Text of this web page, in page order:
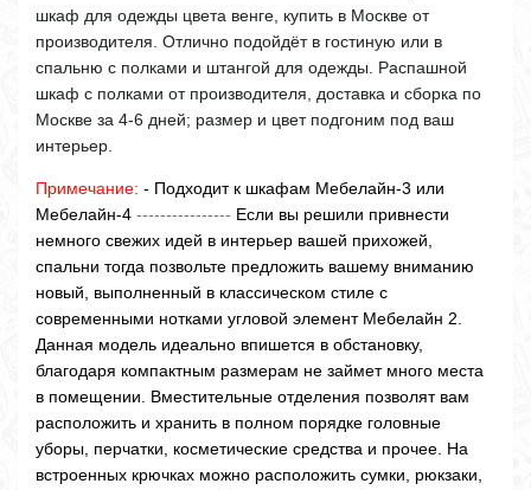
шкаф для одежды цвета венге, купить в Москве от
производителя. Отлично подойдёт в гостиную или в
спальню с полками и штангой для одежды. Распашной
шкаф с полками от производителя, доставка и сборка по
Москве за 4-6 дней; размер и цвет подгоним под ваш
интерьер.
Примечание: - Подходит к шкафам Мебелайн-3 или
Мебелайн-4 ---------------- Если вы решили привнести
немного свежих идей в интерьер вашей прихожей,
спальни тогда позвольте предложить вашему вниманию
новый, выполненный в классическом стиле с
современными нотками угловой элемент Мебелайн 2.
Данная модель идеально впишется в обстановку,
благодаря компактным размерам не займет много места
в помещении. Вместительные отделения позволят вам
расположить и хранить в полном порядке головные
уборы, перчатки, косметические средства и прочее. На
встроенных крючках можно расположить сумки, рюкзаки,